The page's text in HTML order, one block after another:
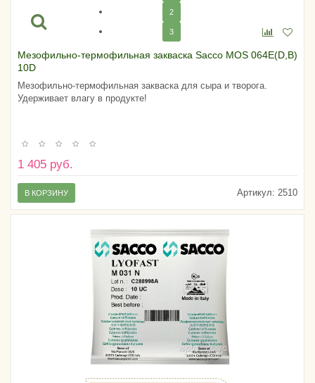
2
3
Мезофильно-термофильная закваска Sacco MOS 064E(D,B)
10D
Мезофильно-термофильная закваска для сыра и творога.
Удерживает влагу в продукте!
1 405 руб.
Артикул: 2510
В КОРЗИНУ